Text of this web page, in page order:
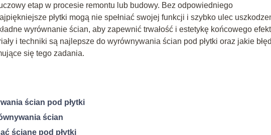
etap w procesie remontu lub budowy. Bez odpowiedniego
płytki mogą nie spełniać swojej funkcji i szybko ulec
wyrównanie ścian, aby zapewnić trwałość i estetykę końcowego
i techniki są najlepsze do wyrównywania ścian pod płytki oraz jakie
się tego zadania.
ścian pod płytki
ścian
ścianę pod płytki